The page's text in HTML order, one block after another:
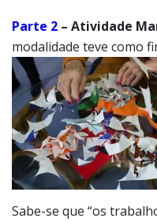
Parte 2 – Atividade
modalidade teve como
Sabe-se que “os